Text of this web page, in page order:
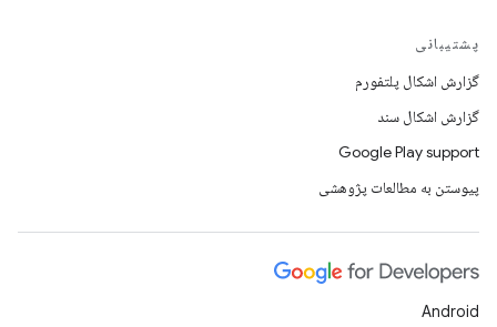
پشتیبانی
گزارش اشکال پلتفورم
گزارش اشکال سند
Google Play support
پیوستن به مطالعات پژوهشی
Android